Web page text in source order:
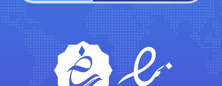
ehtesham
Iman Hosseini